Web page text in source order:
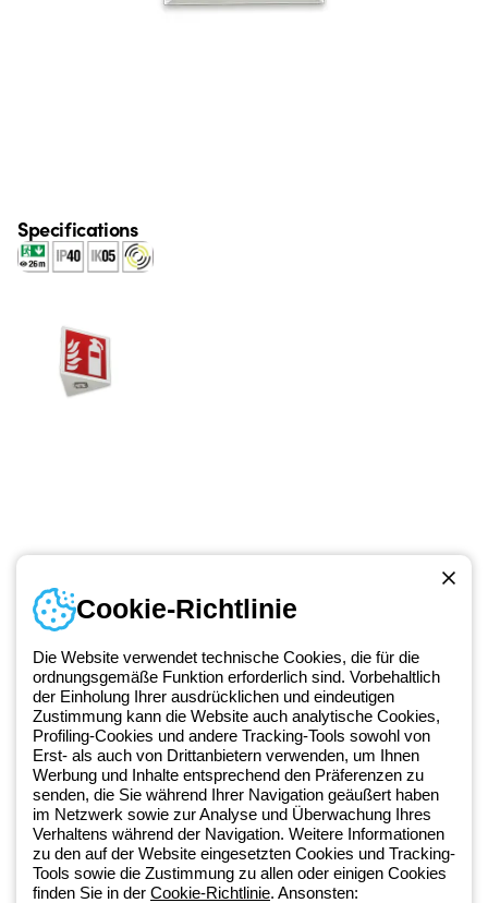
Specifications
Seit 2025 ist Beghelli Teil der GEWISS Group und Teil des GEWISS
LightZone-Ökosystems, in dem wir integrierte Beleuchtungslösungen
entwickeln, die Komplexität in Einfachheit verwandeln und Fachleute
sowie Endnutzer dabei unterstützen, ihre Anforderungen zu erfüllen.
Erfahren Sie mehr über GEWISS.
Kontakt
Montag bis Freitag von 8:00 bis 17:00 Uhr
+49 2064 97010
Cookie-Richtlinie
Die Website verwendet technische Cookies, die für die
ordnungsgemäße Funktion erforderlich sind. Vorbehaltlich
der Einholung Ihrer ausdrücklichen und eindeutigen
Zustimmung kann die Website auch analytische Cookies,
Profiling-Cookies und andere Tracking-Tools sowohl von
Erst- als auch von Drittanbietern verwenden, um Ihnen
Werbung und Inhalte entsprechend den Präferenzen zu
senden, die Sie während Ihrer Navigation geäußert haben
im Netzwerk sowie zur Analyse und Überwachung Ihres
Verhaltens während der Navigation. Weitere Informationen
zu den auf der Website eingesetzten Cookies und Tracking-
Tools sowie die Zustimmung zu allen oder einigen Cookies
finden Sie in der Cookie-Richtlinie. Ansonsten: